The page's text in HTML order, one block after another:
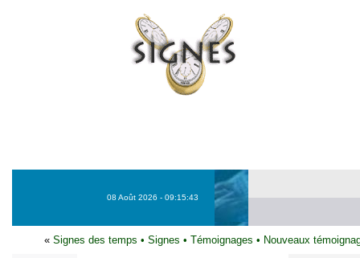
08 Août 2026 - 09:15:43
« Signes des temps • Signes • Témoignages • Nouveaux